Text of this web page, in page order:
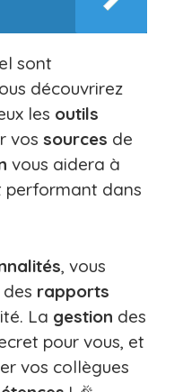
sont
découvrirez
les outils
vos sources de
vous aidera à
performant dans
, vous
rapports
La gestion des
pour vous, et
vos collègues